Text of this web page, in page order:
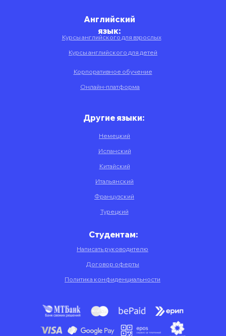
Английский
язык:
Другие языки:
Студентам:
Курсы английского для взрослых
Курсы английского для детей
Корпоративное обучение
Немецкий
Испанский
Китайский
Итальянский
Французский
Турецкий
Написать руководителю
Договор оферты
Политика конфиденциальности
Онлайн-платформа